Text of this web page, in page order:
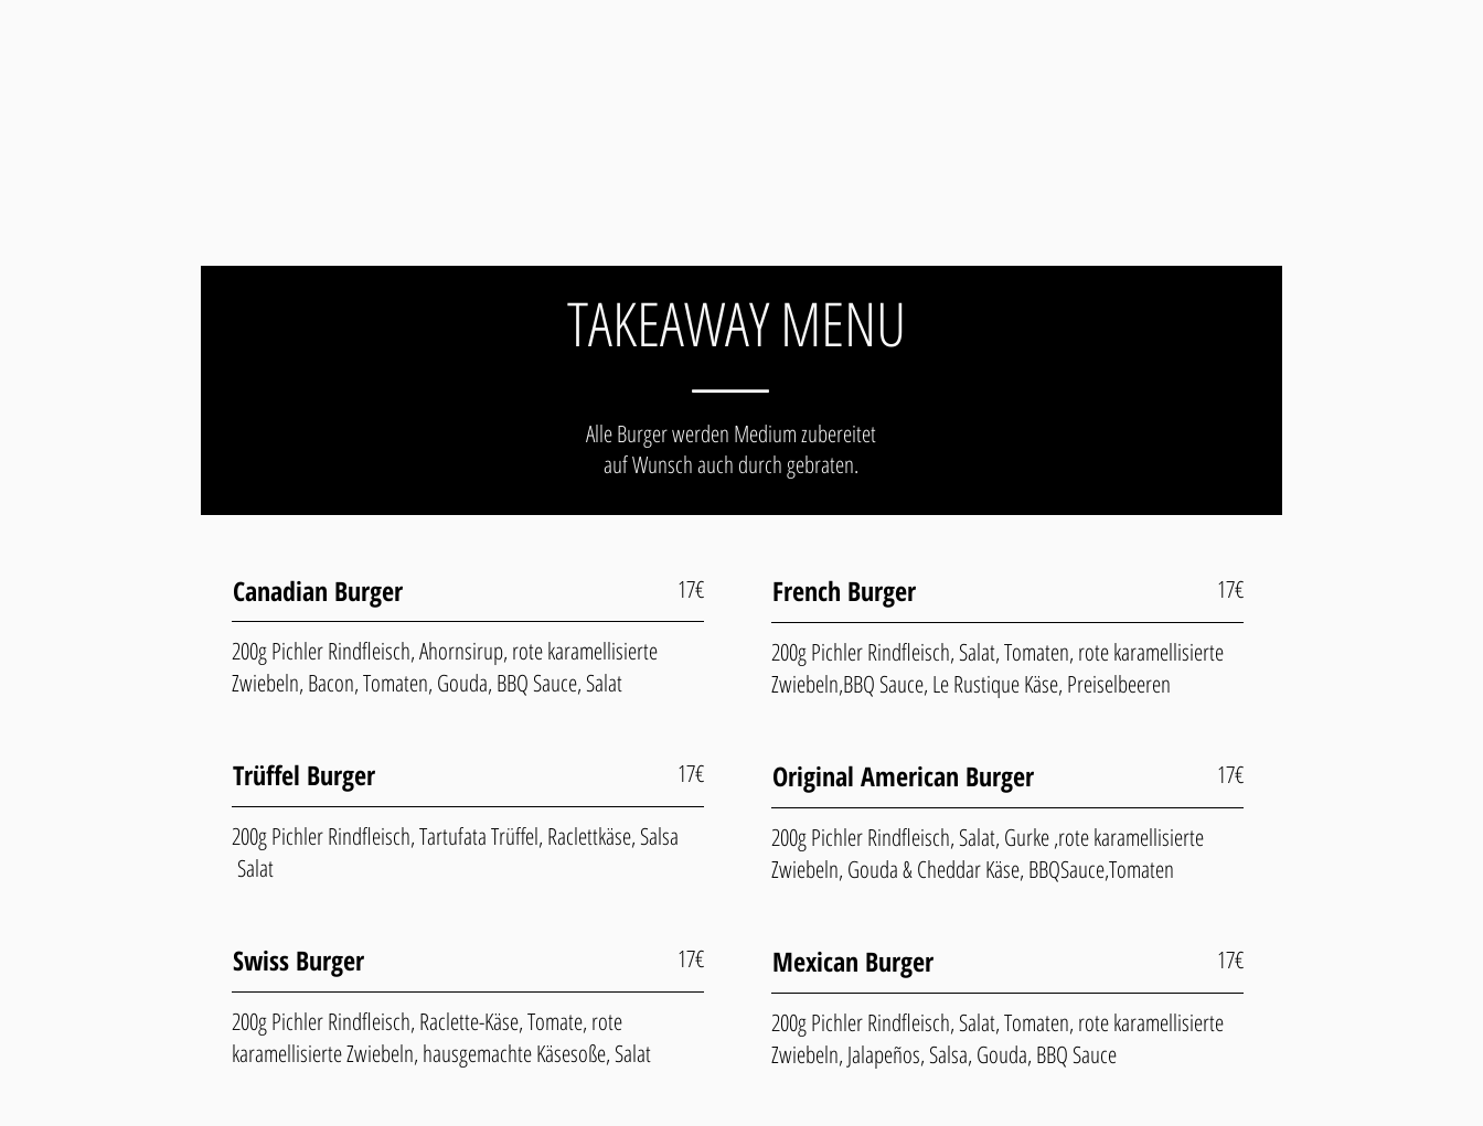
TAKEAWAY MENU
Alle Burger werden Medium zubereitet
auf Wunsch auch durch gebraten.
Canadian Burger
17€
200g Pichler Rindfleisch, Ahornsirup, rote karamellisierte
Zwiebeln, Bacon, Tomaten, Gouda, BBQ Sauce, Salat
Trüffel Burger 17€
200g Pichler Rindfleisch, Tartufata Trüffel, Raclettkäse, Salsa
Salat
Swiss Burger 17€
200g Pichler Rindfleisch, Raclette-Käse, Tomate, rote
karamellisierte Zwiebeln, hausgemachte Käsesoße​, Salat
French Burger 17€
200g Pichler Rindfleisch, Salat, Tomaten, rote karamellisierte
Zwiebeln,BBQ Sauce, Le Rustique Käse, Preiselbeeren
Original American Burger 17€
200g Pichler Rindfleisch, Salat, Gurke ,rote karamellisierte
Zwiebeln, Gouda & Cheddar Käse, BBQSauce,Tomaten
Mexican Burger 17€
200g Pichler Rindfleisch, Salat, Tomaten, rote karamellisierte
Zwiebeln, Jalapeños, Salsa, Gouda, BBQ Sauce